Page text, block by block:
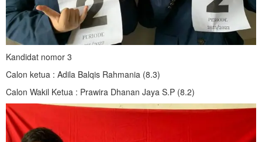
Kandidat nomor 3
Calon ketua : Adila Balqis Rahmania (8.3)
Calon Wakil Ketua : Prawira Dhanan Jaya S.P (8.2)